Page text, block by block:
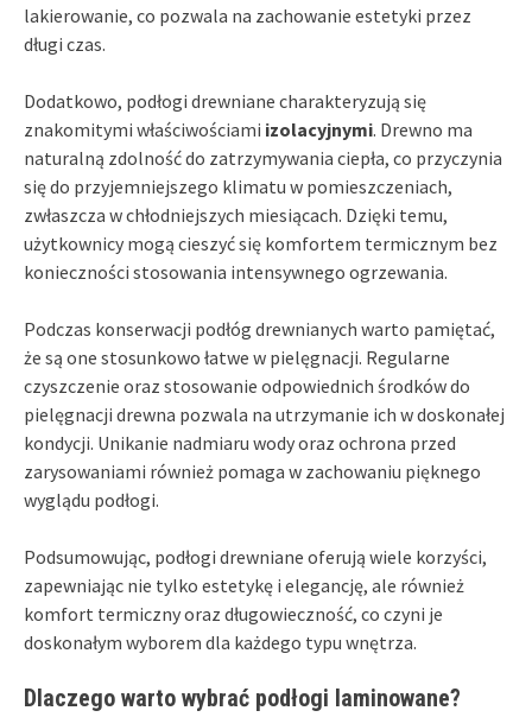
lakierowanie, co pozwala na zachowanie estetyki przez
długi czas.
Dodatkowo, podłogi drewniane charakteryzują się
znakomitymi właściwościami izolacyjnymi. Drewno ma
naturalną zdolność do zatrzymywania ciepła, co przyczynia
się do przyjemniejszego klimatu w pomieszczeniach,
zwłaszcza w chłodniejszych miesiącach. Dzięki temu,
użytkownicy mogą cieszyć się komfortem termicznym bez
konieczności stosowania intensywnego ogrzewania.
Podczas konserwacji podłóg drewnianych warto pamiętać,
że są one stosunkowo łatwe w pielęgnacji. Regularne
czyszczenie oraz stosowanie odpowiednich środków do
pielęgnacji drewna pozwala na utrzymanie ich w doskonałej
kondycji. Unikanie nadmiaru wody oraz ochrona przed
zarysowaniami również pomaga w zachowaniu pięknego
wyglądu podłogi.
Podsumowując, podłogi drewniane oferują wiele korzyści,
zapewniając nie tylko estetykę i elegancję, ale również
komfort termiczny oraz długowieczność, co czyni je
doskonałym wyborem dla każdego typu wnętrza.
Dlaczego warto wybrać podłogi laminowane?